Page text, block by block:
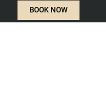
BOOK NOW